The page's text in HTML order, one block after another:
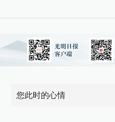
您此时的心情